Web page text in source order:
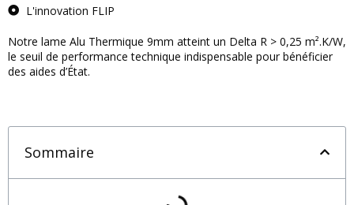
L'innovation FLIP
Notre lame Alu Thermique 9mm atteint un Delta R > 0,25 m².K/W,
le seuil de performance technique indispensable pour bénéficier
des aides d’État.
Sommaire